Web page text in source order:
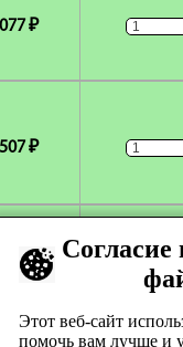
₽
₽
Согласие
Этот веб-сайт
помочь вам лучше и